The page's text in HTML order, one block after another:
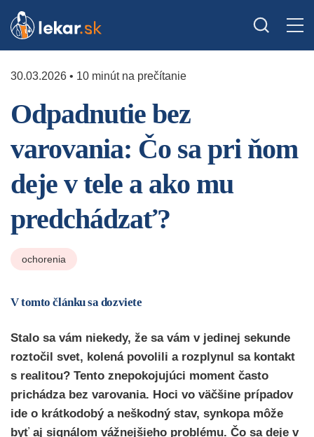
30.03.2026 • 10 minút na prečítanie
Odpadnutie bez
varovania: Čo sa pri ňom
deje v tele a ako mu
predchádzať?
ochorenia
V tomto článku sa dozviete
Stalo sa vám niekedy, že sa vám v jedinej sekunde
roztočil svet, kolená povolili a rozplynul sa kontakt
s realitou? Tento znepokojujúci moment často
prichádza bez varovania. Hoci vo väčšine prípadov
ide o krátkodobý a neškodný stav, synkopa môže
byť aj signálom vážnejšieho problému. Čo sa deje v